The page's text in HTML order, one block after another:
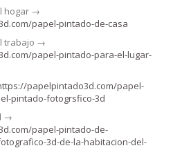
hogar →
papel-pintado-de-casa
trabajo →
papel-pintado-para-el-lugar-
papelpintado3d.com/papel-
pintado-fotogrsfico-3d
→
papel-pintado-de-
3d-de-la-habitacion-del-